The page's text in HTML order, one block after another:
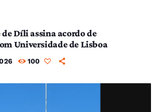
Díli assina acordo de
Universidade de Lisboa
100